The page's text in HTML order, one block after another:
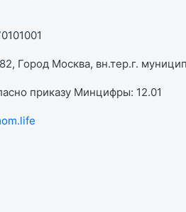
Город Москва, вн.тер.г.
приказу Минцифры: 12.01